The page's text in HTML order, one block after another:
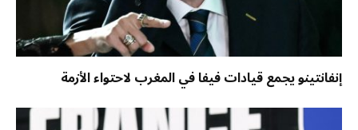
إنفانتينو يجمع قيادات فيفا في المغرب لاحتواء الأزمة